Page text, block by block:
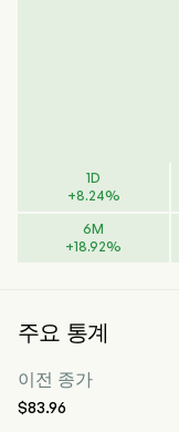
1D
+8.24%
6M
+18.92%
주요 통계
이전 종가
$83.96